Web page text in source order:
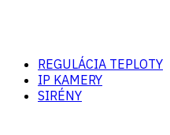
REGULÁCIA TEPLOTY
IP KAMERY
SIRÉNY